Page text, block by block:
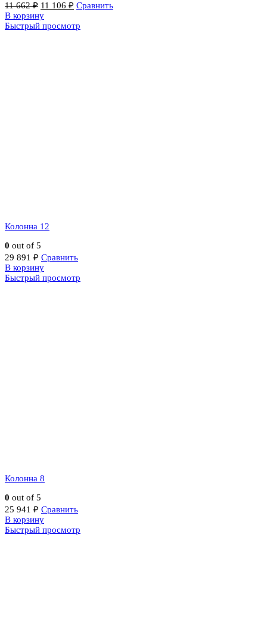
11 662₽ 11 106 ₽ Сравнить
В корзину
Быстрый просмотр
Колонна 12
0 out of 5
29 891 ₽ Сравнить
В корзину
Быстрый просмотр
Колонна 8
0 out of 5
25 941 ₽ Сравнить
В корзину
Быстрый просмотр